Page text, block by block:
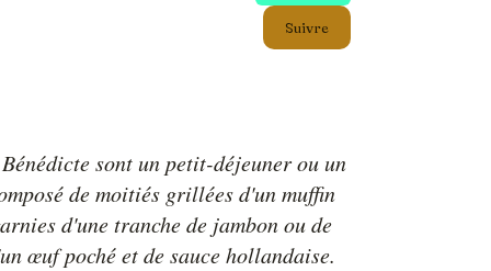
Suivre
sont un petit-déjeuner ou un
de moitiés grillées d'un muffin
d'une tranche de jambon ou de
œuf poché et de sauce hollandaise.